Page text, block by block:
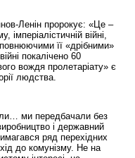
Ленін пророкує: «Це –
війні,
її «дрібними»
покалічено 60
вождя пролетаріату» є
людства.
ми передбачали без
і державний
ряд перехідних
до комунізму. Не на